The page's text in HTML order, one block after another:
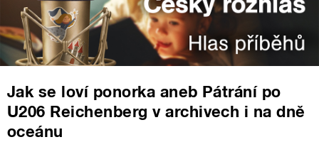
Jak se loví ponorka aneb Pátrání po
U206 Reichenberg v archivech i na dně
oceánu